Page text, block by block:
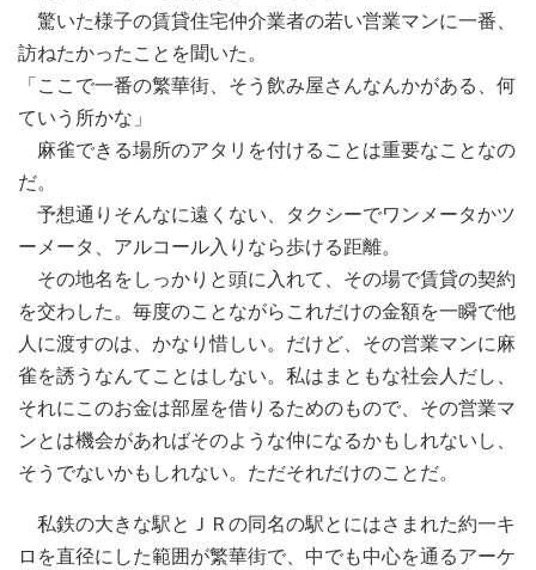
驚いた様子の賃貸住宅仲介業者の若い営業マンに一番、
訪ねたかったことを聞いた。
「ここで一番の繁華街、そう飲み屋さんなんかがある、何
ていう所かな」
麻雀できる場所のアタリを付けることは重要なことなの
だ。
予想通りそんなに遠くない、タクシーでワンメータかツ
ーメータ、アルコール入りなら歩ける距離。
その地名をしっかりと頭に入れて、その場で賃貸の契約
を交わした。毎度のことながらこれだけの金額を一瞬で他
人に渡すのは、かなり惜しい。だけど、その営業マンに麻
雀を誘うなんてことはしない。私はまともな社会人だし、
それにこのお金は部屋を借りるためのもので、その営業マ
ンとは機会があればそのような仲になるかもしれないし、
そうでないかもしれない。ただそれだけのことだ。
私鉄の大きな駅とＪＲの同名の駅とにはさまれた約一キ
ロを直径にした範囲が繁華街で、中でも中心を通るアーケ